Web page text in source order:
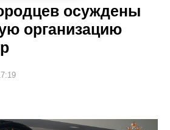
осуждены
организацию